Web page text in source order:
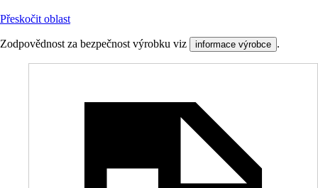
Přeskočit oblast
Zodpovědnost za bezpečnost výrobku viz informace výrobce .